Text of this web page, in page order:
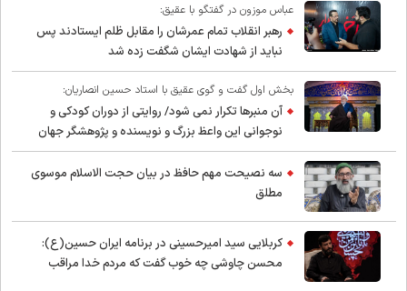
عباس موزون در گفتگو با عقیق:
رهبر انقلاب تمام عمرشان را مقابل ظلم ایستادند پس
نباید از شهادت ایشان شگفت زده شد
بخش اول گفت و گوی عقیق با استاد حسین انصاریان:
آن منبرها تکرار نمی شود/ روایتی از دوران کودکی و
نوجوانی این واعظ بزرگ و نویسنده و پژوهشگر جهان
اسلام
سه نصیحت مهم حافظ در بیان حجت الاسلام موسوی
مطلق
کربلایی سید امیر‌حسینی در برنامه ایران حسین(ع):
محسن چاوشی چه خوب گفت که مردم خدا مراقب